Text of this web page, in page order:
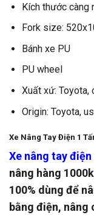
Kích thước càng
Fork size:
Bánh xe PU
PU wheel
Xuất xứ: Toyota,
Origin: Toyota,
Xe Nâng Tay Điện 1
Xe nâng tay điện
nâng hàng
100% dùng để
bằng điện, nâng